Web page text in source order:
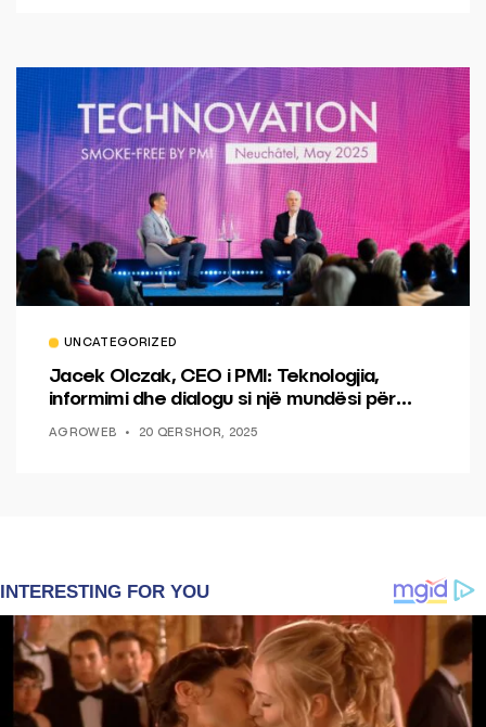
UNCATEGORIZED
Jacek Olczak, CEO i PMI: Teknologjia,
informimi dhe dialogu si një mundësi për
AGROWEB 20 QERSHOR, 2025